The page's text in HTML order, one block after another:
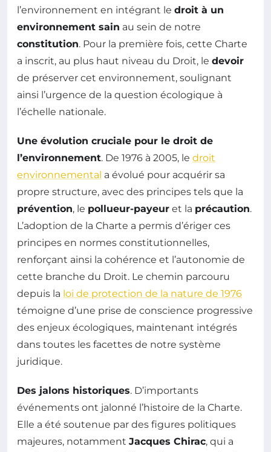
l’environnement en intégrant le droit à un
environnement sain au sein de notre
constitution. Pour la première fois, cette Charte
a inscrit, au plus haut niveau du Droit, le devoir
de préserver cet environnement, soulignant
ainsi l’urgence de la question écologique à
l’échelle nationale.
Une évolution cruciale pour le droit de
l’environnement. De 1976 à 2005, le droit
environnemental a évolué pour acquérir sa
propre structure, avec des principes tels que la
prévention, le pollueur-payeur et la précaution.
L’adoption de la Charte a permis d’ériger ces
principes en normes constitutionnelles,
renforçant ainsi la cohérence et l’autonomie de
cette branche du Droit. Le chemin parcouru
depuis la loi de protection de la nature de 1976
témoigne d’une prise de conscience progressive
des enjeux écologiques, maintenant intégrés
dans toutes les facettes de notre système
juridique.
Des jalons historiques. D’importants
événements ont jalonné l’histoire de la Charte.
Elle a été soutenue par des figures politiques
majeures, notamment Jacques Chirac, qui a